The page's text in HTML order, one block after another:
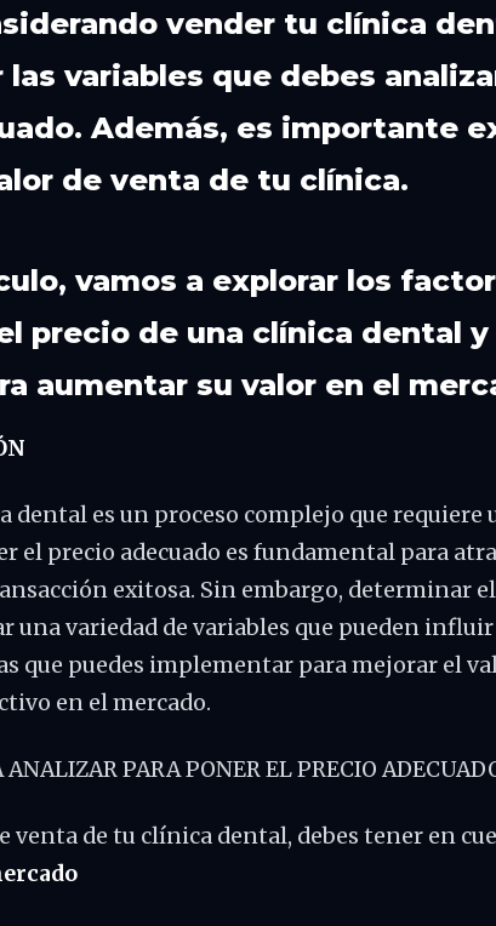
vender tu clínica
variables que debes
Además, es importante
de venta de tu clínica.
vamos a explorar los
precio de una clínica dental
aumentar su valor en el
dental es un proceso complejo que
el precio adecuado es fundamental para
exitosa. Sin embargo, determinar
una variedad de variables que pueden
que puedes implementar para mejorar el
en el mercado.
ANALIZAR PARA PONER EL PRECIO
venta de tu clínica dental, debes tener en